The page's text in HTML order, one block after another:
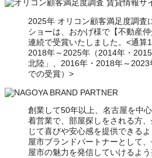
2025年 オリコン顧客満足度調査
ショーは、おかげ様で【不動産
連続で受賞いたしました。<通算
2018年～2025年（2014年・
北陸」、2016年・2018年～2023
での受賞）>
創業して50年以上、名古屋を中
着営業で、部屋探しをされる方
じて喜びや安心感を提供できる
屋市ブランドパートナーとして
屋市の魅力を発信していけるよう